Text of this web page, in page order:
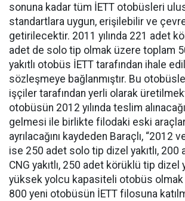
sonuna kadar tüm İETT otobüsleri
standartlara uygun, erişilebilir ve
getirilecektir. 2011 yılında 221 adet
adet de solo tip olmak üzere toplam
yakıtlı otobüs İETT tarafından ihale
sözleşmeye bağlanmıştır. Bu
işçiler tarafından yerli olarak
otobüsün 2012 yılında teslim
gelmesi ile birlikte filodaki eski
ayrılacağını kaydeden Baraçlı, “2012
ise 250 adet solo tip dizel yakıtlı, 200
CNG yakıtlı, 250 adet körüklü tip dizel
yüksek yolcu kapasiteli otobüs
800 yeni otobüsün İETT filosuna